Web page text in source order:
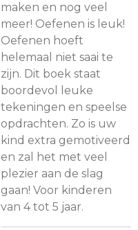
maken en nog veel
meer! Oefenen is leuk!
Oefenen hoeft
helemaal niet saai te
zijn. Dit boek staat
boordevol leuke
tekeningen en speelse
opdrachten. Zo is uw
kind extra gemotiveerd
en zal het met veel
plezier aan de slag
gaan! Voor kinderen
van 4 tot 5 jaar.